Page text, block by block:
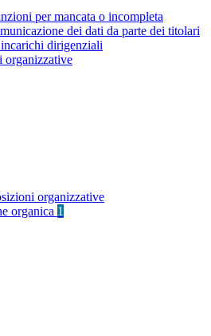
per mancata o incompleta
dei dati da parte dei titolari
dirigenziali
organizzative
organizzative
organica 1